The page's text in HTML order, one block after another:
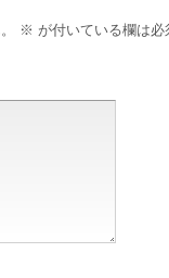
※ が付いている欄は必